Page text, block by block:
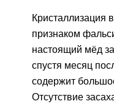
Кристаллизация
признаком
настоящий мёд
спустя месяц
содержит
Отсутствие